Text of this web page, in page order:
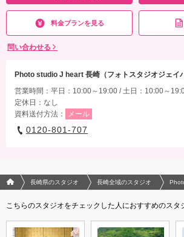
料金プランを見る
問い合わせる
Photo studio J heart 長崎（フォトスタジオジェイ
営業時間：平日：10:00～19:00 / 土日：10:00～
定休日：なし
資料送付方法：
メール
0120-801-707
フォトウエディング/結婚写真のPhotorait ホーム
長崎県のスタジオ 長崎全域のスタジオ
こちらのスタジオをチェックした人におすすめのスタ